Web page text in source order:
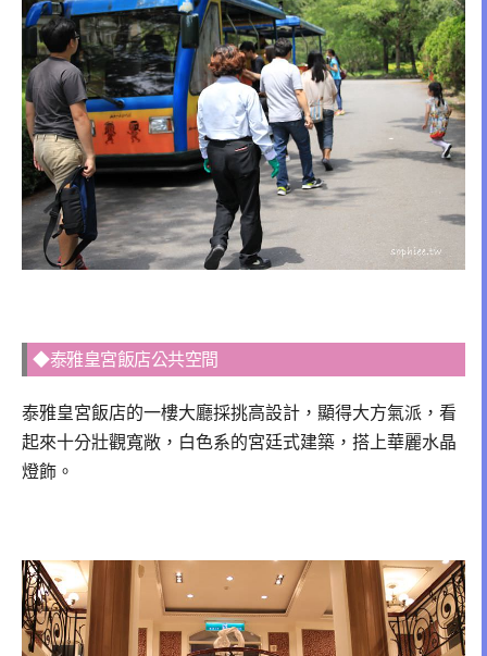
◆泰雅皇宮飯店公共空間
泰雅皇宮飯店的一樓大廳採挑高設計，顯得大方氣派，看
起來十分壯觀寬敞，白色系的宮廷式建築，搭上華麗水晶
燈飾。